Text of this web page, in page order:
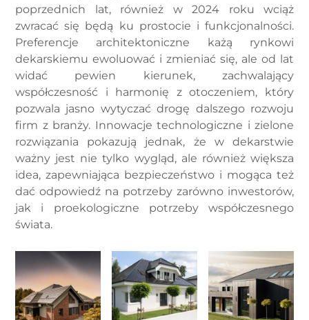
poprzednich lat, również w 2024 roku wciąż
zwracać się będą ku prostocie i funkcjonalności.
Preferencje architektoniczne każą rynkowi
dekarskiemu ewoluować i zmieniać się, ale od lat
widać pewien kierunek, zachwalający
współczesność i harmonię z otoczeniem, który
pozwala jasno wytyczać drogę dalszego rozwoju
firm z branży. Innowacje technologiczne i zielone
rozwiązania pokazują jednak, że w dekarstwie
ważny jest nie tylko wygląd, ale również większa
idea, zapewniająca bezpieczeństwo i mogąca też
dać odpowiedź na potrzeby zarówno inwestorów,
jak i proekologiczne potrzeby współczesnego
świata.